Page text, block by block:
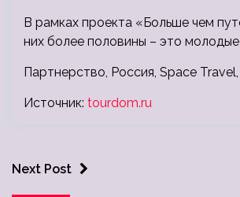
В рамках проекта «Больше чем
них более половины – это
Партнерство, Россия, Space Travel,
Источник: tourdom.ru
Next Post